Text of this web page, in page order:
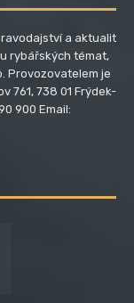
a aktualit
rybářských témat,
Provozovatelem je
761, 738 01 Frýdek-
900 Email: